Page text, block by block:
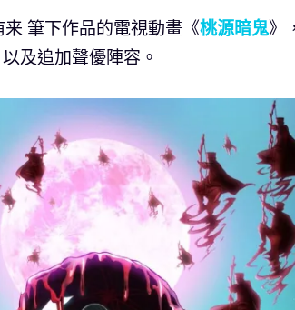
筆下作品的電視動畫《桃源暗鬼》
及追加聲優陣容。